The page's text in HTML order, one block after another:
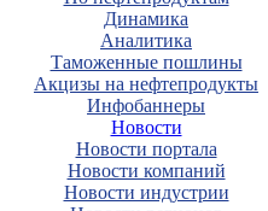
Динамика
Аналитика
Таможенные пошлины
Акцизы на нефтепродукты
Инфобаннеры
Новости
Новости портала
Новости компаний
Новости индустрии